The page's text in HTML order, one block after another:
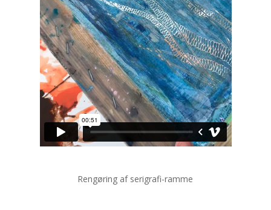
Rengøring af serigrafi-ramme